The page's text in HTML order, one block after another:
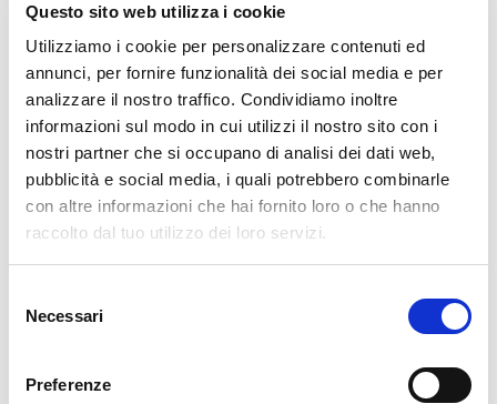
Questo sito web utilizza i cookie
Utilizziamo i cookie per personalizzare contenuti ed
annunci, per fornire funzionalità dei social media e per
analizzare il nostro traffico. Condividiamo inoltre
informazioni sul modo in cui utilizzi il nostro sito con i
nostri partner che si occupano di analisi dei dati web,
pubblicità e social media, i quali potrebbero combinarle
con altre informazioni che hai fornito loro o che hanno
raccolto dal tuo utilizzo dei loro servizi.
delNecessari
Preferenze
🏘️ Scopri il comune di
Buglio In Monte